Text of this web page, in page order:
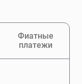
Фиатные
платежи